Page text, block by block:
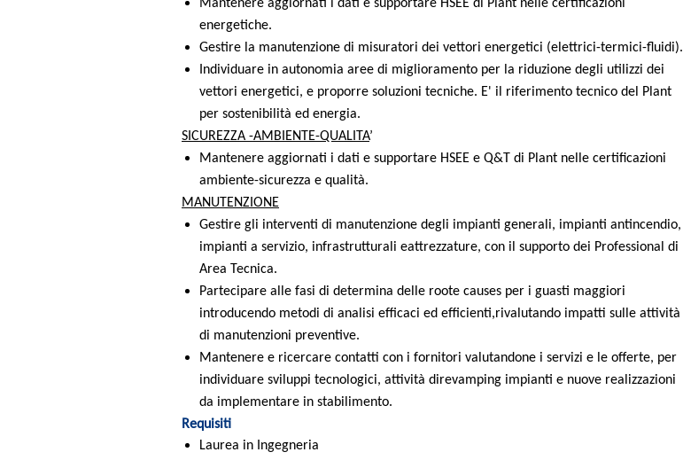
Mantenere aggiornati i dati e supportare HSEE di Plant nelle certificazioni
energetiche.
Gestire la manutenzione di misuratori dei vettori energetici (elettrici-termici-fluidi).
Individuare in autonomia aree di miglioramento per la riduzione degli utilizzi dei
vettori energetici, e proporre soluzioni tecniche. E' il riferimento tecnico del Plant
per sostenibilità ed energia.
SICUREZZA -AMBIENTE-QUALITA’
Mantenere aggiornati i dati e supportare HSEE e Q&T di Plant nelle certificazioni
ambiente-sicurezza e qualità.
MANUTENZIONE
Gestire gli interventi di manutenzione degli impianti generali, impianti antincendio,
impianti a servizio, infrastrutturali eattrezzature, con il supporto dei Professional di
Area Tecnica.
Partecipare alle fasi di determina delle roote causes per i guasti maggiori
introducendo metodi di analisi efficaci ed efficienti,rivalutando impatti sulle attività
di manutenzioni preventive.
Mantenere e ricercare contatti con i fornitori valutandone i servizi e le offerte, per
individuare sviluppi tecnologici, attività direvamping impianti e nuove realizzazioni
da implementare in stabilimento.
Requisiti
Laurea in Ingegneria